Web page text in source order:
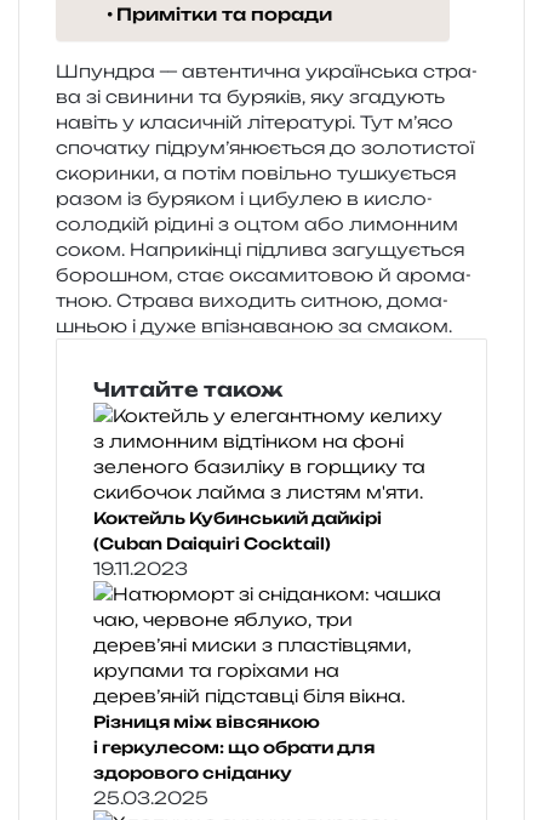
Примітки та поради
Шпундра — автен­ти­чна укра­їн­ська стра­
ва зі сви­ни­ни та буря­ків, яку зга­ду­ють
навіть у кла­си­чній літе­ра­ту­рі. Тут м’ясо
спо­ча­тку підрум’янюється до золо­ти­стої
ско­рин­ки, а потім повіль­но тушку­є­ться
разом із буря­ком і цибу­лею в кисло-
солод­кій ріди­ні з оцтом або лимон­ним
соком. Наприкінці під­ли­ва загу­щу­є­ться
боро­шном, стає окса­ми­то­вою й аро­ма­
тною. Страва вихо­дить ситною, дома­
шньою і дуже впі­зна­ва­ною за смаком.
Читайте також
Коктейль Кубинський дайкірі
(Cuban Daiquiri Cocktail)
19.11.2023
Різниця між вівсянкою
і геркулесом: що обрати для
здорового сніданку
25.03.2025